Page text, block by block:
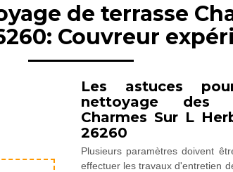
de terrasse
Couvreur
Les astuces
nettoyage des
Charmes Sur L
26260
Plusieurs paramètres doivent
effectuer les travaux d'entretien